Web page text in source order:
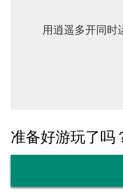
用逍遥多开同时
准备好游玩了吗